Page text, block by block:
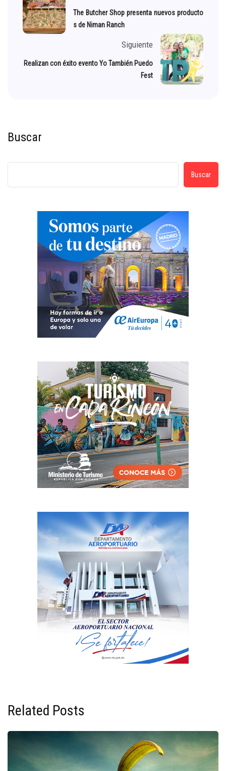
The Butcher Shop presenta nuevos producto
s de Niman Ranch
Siguiente
Realizan con éxito evento Yo También Puedo
Fest
Buscar
Buscar
Related Posts